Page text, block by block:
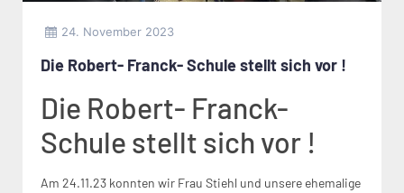
24. November 2023
Die Robert- Franck- Schule stellt sich vor !
Die Robert- Franck-
Schule stellt sich vor !
Am 24.11.23 konnten wir Frau Stiehl und unsere ehemalige